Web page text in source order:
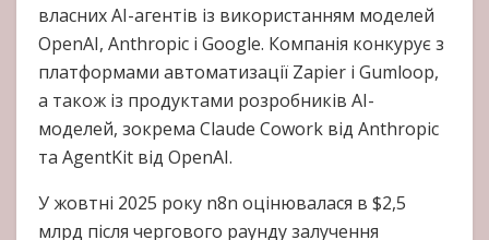
власних AI-агентів із використанням моделей
OpenAI, Anthropic і Google. Компанія конкурує з
платформами автоматизації Zapier і Gumloop,
а також із продуктами розробників AI-
моделей, зокрема Claude Cowork від Anthropic
та AgentKit від OpenAI.
У жовтні 2025 року n8n оцінювалася в $2,5
млрд після чергового раунду залучення